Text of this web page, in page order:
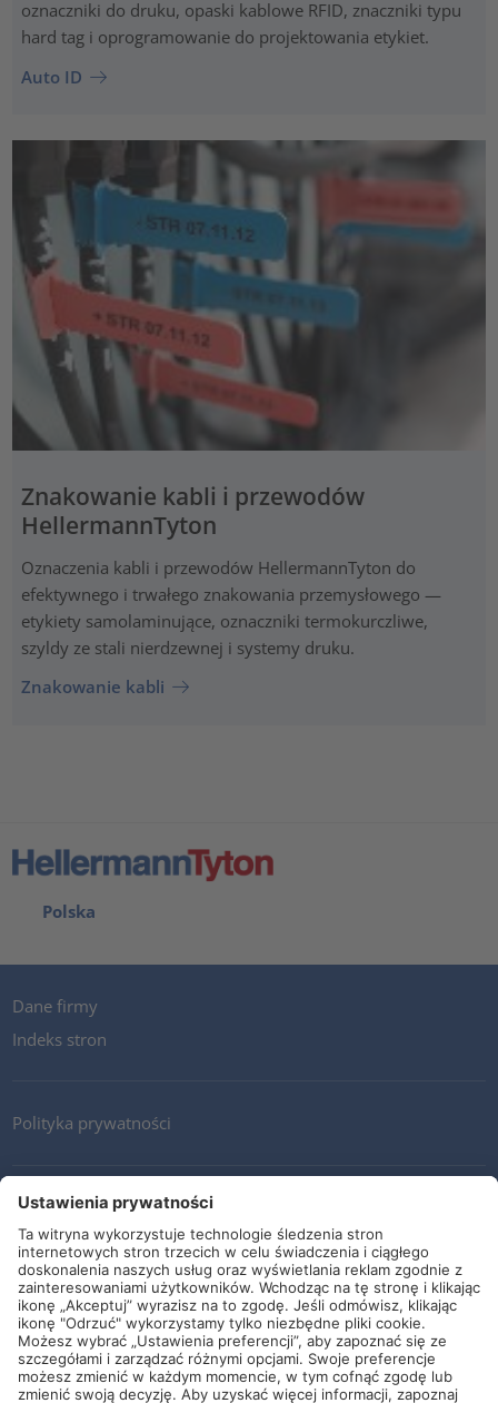
oznaczniki do druku, opaski kablowe RFID, znaczniki typu
hard tag i oprogramowanie do projektowania etykiet.
Auto ID
Znakowanie kabli i przewodów
HellermannTyton
Oznaczenia kabli i przewodów HellermannTyton do
efektywnego i trwałego znakowania przemysłowego —
etykiety samolaminujące, oznaczniki termokurczliwe,
szyldy ze stali nierdzewnej i systemy druku.
Znakowanie kabli
Polska
Dane firmy
Indeks stron
Polityka prywatności
Kontakt
Newsletter
Ogólne warunki i dostawy